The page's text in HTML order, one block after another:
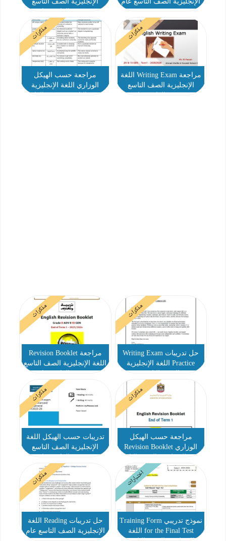
مذكرات
مراجعة Writing Exam اللغة
الإنجليزية الصف التاسع
مذكرات
مراجعة حسب الهيكل
الوزاري اللغة الإنجليزية
مذكرات
حل تدريبات Writing Exam
Practice اللغة الإنجليزية
مذكرات
مراجعة Revision Booklet
اللغة الإنجليزية الصف التاسع
مذكرات
مراجعة حسب الهيكل
الوزاري Revision Booklet
عام
مذكرات
تدريبات حسب الهيكل اللغة
الإنجليزية الصف التاسع
اختبارات
نموذج تدريبي Training Form
for the Final Test اللغة
مذكرات
حل تدريبات Reading اللغة
الإنجليزية الصف التاسع عام